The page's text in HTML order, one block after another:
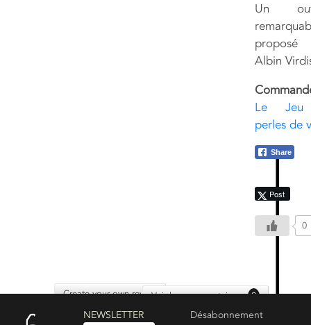
Un
Albin
Le Jeu
perles de
Share
Post
0
Create your own reviewVoir les commentaires : 0
NEWSLETTER Désabonnement